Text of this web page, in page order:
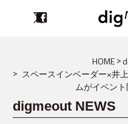
HOME
スペースインベーダー×井
ムがイベント
digmeout NEWS